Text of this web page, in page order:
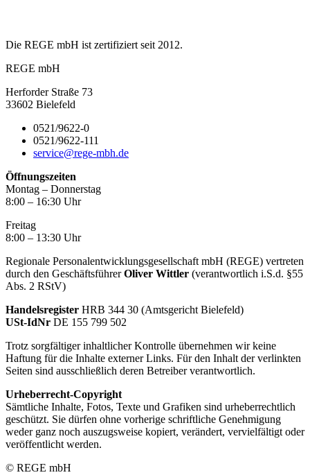
Die REGE mbH ist zertifiziert seit 2012.
REGE mbH
Herforder Straße 73
33602 Bielefeld
0521/9622-0
0521/9622-111
service@rege-mbh.de
Öffnungszeiten
Montag – Donnerstag
8:00 – 16:30 Uhr
Freitag
8:00 – 13:30 Uhr
Regionale Personalentwicklungsgesellschaft mbH (REGE) vertreten
durch den GeschäftsführerOliver Wittler (verantwortlich i.S.d. §55
Abs. 2 RStV)
Handelsregister HRB 344 30 (Amtsgericht Bielefeld)
USt-IdNr DE 155 799 502
Trotz sorgfältiger inhaltlicher Kontrolle übernehmen wir keine
Haftung für die Inhalte externer Links. Für den Inhalt der verlinkten
Seiten sind ausschließlich deren Betreiber verantwortlich.
Urheberrecht-Copyright
Sämtliche Inhalte, Fotos, Texte und Grafiken sind urheberrechtlich
geschützt. Sie dürfen ohne vorherige schriftliche Genehmigung
weder ganz noch auszugsweise kopiert, verändert, vervielfältigt oder
veröffentlicht werden.
© REGE mbH